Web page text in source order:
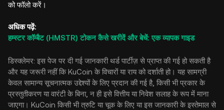
को फॉलो करें।
अधिक पढ़ें:
हम्स्टर कॉम्बैट (HMSTR) टोकन कैसे खरीदें और बेचें: एक व्यापक गाइड
डिस्क्लेमर: इस पेज पर दी गई जानकारी थर्ड पार्टीज़ से प्राप्त की गई हो सकती है
और यह जरूरी नहीं कि KuCoin के विचारों या राय को दर्शाती हो। यह सामग्री
केवल सामान्य सूचनात्मक उद्देश्यों के लिए प्रदान की गई है, किसी भी प्रकार के
प्रस्तुतीकरण या वारंटी के बिना, न ही इसे वित्तीय या निवेश सलाह के रूप में माना
जाएगा। KuCoin किसी भी त्रुटि या चूक के लिए या इस जानकारी के इस्तेमाल से